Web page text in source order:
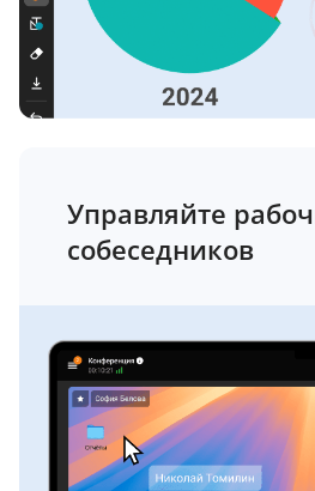
Управляйте
собеседников